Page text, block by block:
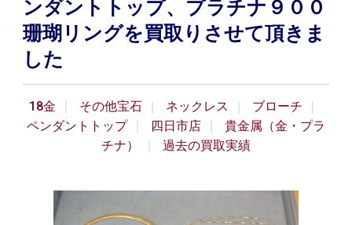
ンダントトップ、プラチナ９００
珊瑚リングを買取りさせて頂きま
した
18金 その他宝石 ネックレス
ブローチ
ペンダントトップ
四日市店
貴金属（金・プラ
チナ）
過去の買取実績